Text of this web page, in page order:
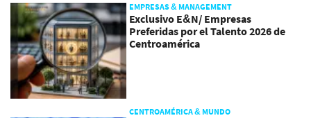
EMPRESAS & MANAGEMENT
Exclusivo E&N/ Empresas
Preferidas por el Talento 2026 de
Centroamérica
CENTROAMÉRICA & MUNDO